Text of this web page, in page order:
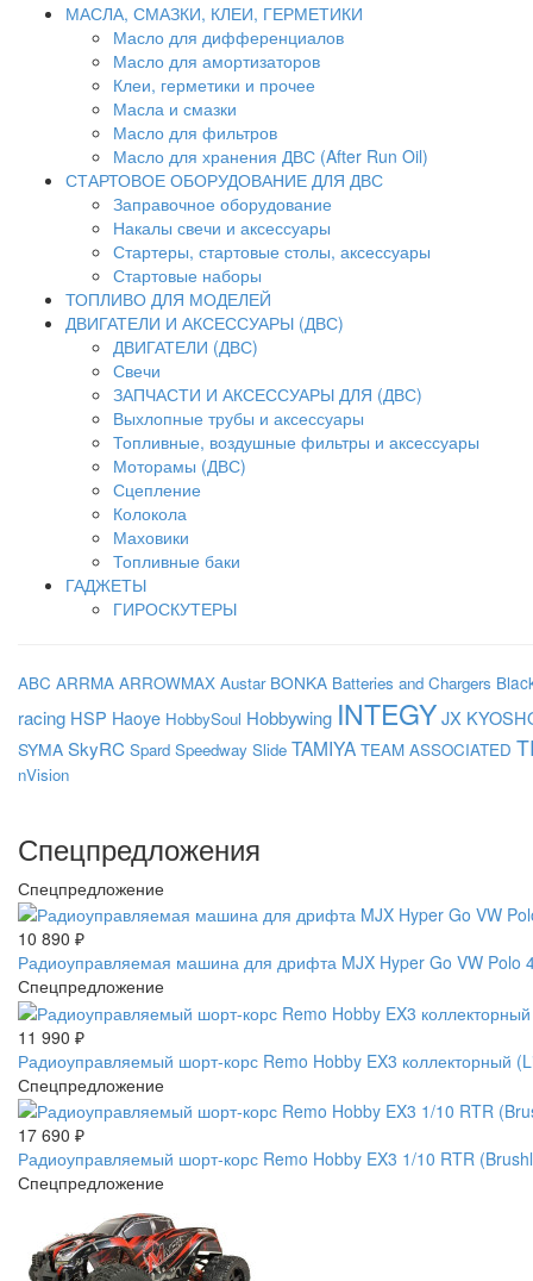
МАСЛА, СМАЗКИ, КЛЕИ, ГЕРМЕТИКИ
Масло для дифференциалов
Масло для амортизаторов
Клеи, герметики и прочее
Масла и смазки
Масло для фильтров
Масло для хранения ДВС (After Run Oil)
СТАРТОВОЕ ОБОРУДОВАНИЕ ДЛЯ ДВС
Заправочное оборудование
Накалы свечи и аксессуары
Стартеры, стартовые столы, аксессуары
Стартовые наборы
ТОПЛИВО ДЛЯ МОДЕЛЕЙ
ДВИГАТЕЛИ И АКСЕССУАРЫ (ДВС)
ДВИГАТЕЛИ (ДВС)
Свечи
ЗАПЧАСТИ И АКСЕССУАРЫ ДЛЯ (ДВС)
Выхлопные трубы и аксессуары
Топливные, воздушные фильтры и аксессуары
Моторамы (ДВС)
Сцепление
Колокола
Маховики
Топливные баки
ГАДЖЕТЫ
ГИРОСКУТЕРЫ
ABC ARRMA ARROWMAX Austar BONKA Batteries and Chargers
racing HSP Haoye HobbySoul Hobbywing INTEGYJX
SYMA SkyRC Spard Speedway Slide TAMIYA TEAM ASSOCIATED
nVision
Спецпредложения
Спецпредложение
10 890 ₽
Радиоуправляемая машина для дрифта MJX Hyper Go VW Polo
Спецпредложение
11 990 ₽
Радиоуправляемый шорт-корс Remo Hobby EX3 коллекторный
Спецпредложение
17 690 ₽
Радиоуправляемый шорт-корс Remo Hobby EX3 1/10 RTR
Спецпредложение